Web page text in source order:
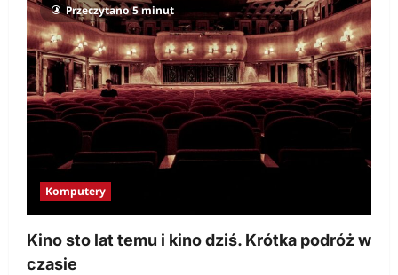
Przeczytano 5 minut
Komputery
Kino sto lat temu i kino dziś. Krótka podróż w
czasie